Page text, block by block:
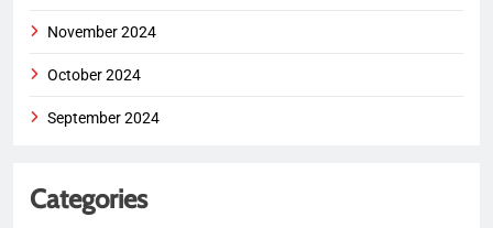
November 2024
October 2024
September 2024
Categories